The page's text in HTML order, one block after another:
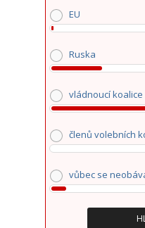
EU
Ruska
vládnoucí koalice
členů volebních
vůbec se